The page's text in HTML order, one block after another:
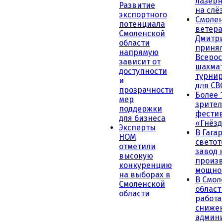
Развитие
экспортного
потенциала
Смоленской
области
напрямую
зависит от
доступности
и
прозрачности
мер
поддержки
для бизнеса
Эксперты
НОМ
отметили
высокую
конкуренцию
на выборах в
Смоленской
области
на
для
Более
В
завод
В